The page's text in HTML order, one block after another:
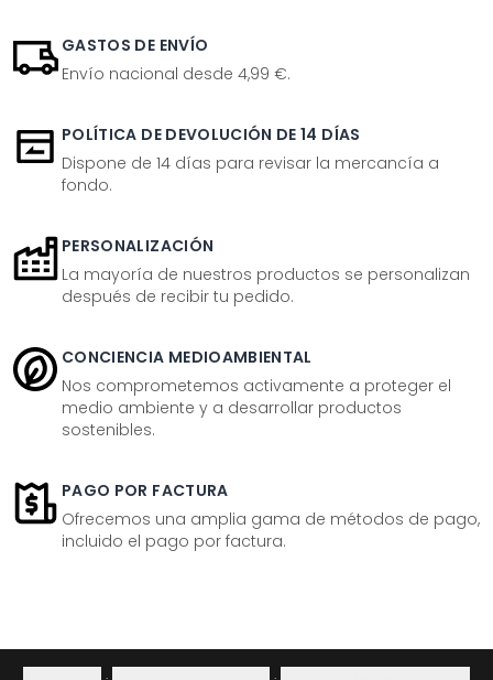
GASTOS DE ENVÍO
Envío nacional desde 4,99 €.
POLÍTICA DE DEVOLUCIÓN DE 14 DÍAS
Dispone de 14 días para revisar la mercancía a
fondo.
PERSONALIZACIÓN
La mayoría de nuestros productos se personalizan
después de recibir tu pedido.
CONCIENCIA MEDIOAMBIENTAL
Nos comprometemos activamente a proteger el
medio ambiente y a desarrollar productos
sostenibles.
PAGO POR FACTURA
Ofrecemos una amplia gama de métodos de pago,
incluido el pago por factura.